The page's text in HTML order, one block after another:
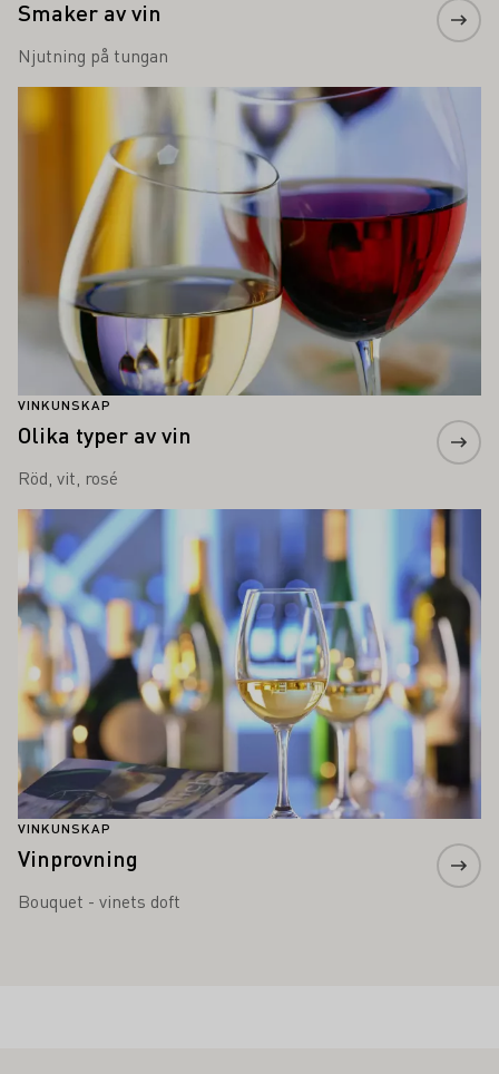
Smaker av vin
Njutning på tungan
VINKUNSKAP
Olika typer av vin
Röd, vit, rosé
Läs mer om detta
VINKUNSKAP
Vinprovning
Bouquet - vinets doft
Läs mer om detta